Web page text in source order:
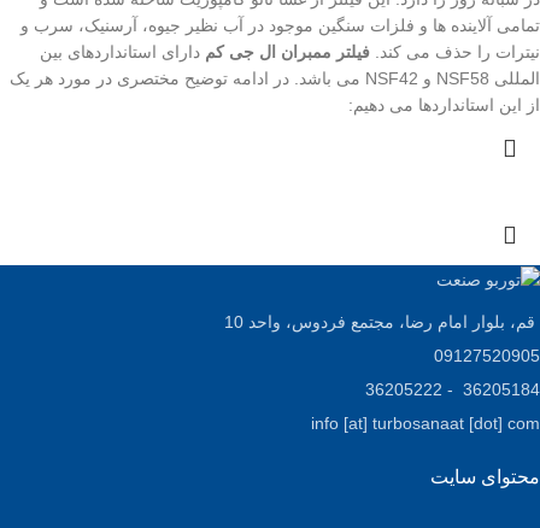
تمامی آلاینده ها و فلزات سنگین موجود در آب نظیر جیوه، آرسنیک، سرب و
نیترات را حذف می کند. فیلتر ممبران ال جی کم دارای استانداردهای بین
المللی NSF58 و NSF42 می باشد. در ادامه توضیح مختصری در مورد هر یک
از این استانداردها می دهیم:
قم، بلوار امام رضا، مجتمع فردوس، واحد 10
09127520905
36205184 - 36205222
info [at] turbosanaat [dot] com
محتوای سایت